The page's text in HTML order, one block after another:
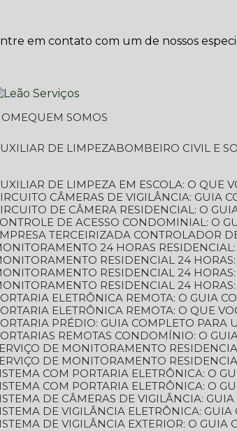
em contato com um de nossos
HOME
QUEM SOMOS
AUXILIAR DE LIMPEZA
BOMBEIRO CIVIL E
AUXILIAR DE LIMPEZA EM ESCOLA: O QUE
CIRCUITO CÂMERAS DE VIGILÂNCIA: GUIA
CIRCUITO DE CÂMERA RESIDENCIAL: O
CONTROLE DE ACESSO CONDOMINIAL: O
EMPRESA TERCEIRIZADA CONTROLADOR
MONITORAMENTO 24 HORAS
MONITORAMENTO RESIDENCIAL 24
MONITORAMENTO RESIDENCIAL 24
MONITORAMENTO RESIDENCIAL 24
PORTARIA ELETRÔNICA REMOTA: O GUIA
PORTARIA ELETRÔNICA REMOTA: O QUE
PORTARIA PRÉDIO: GUIA COMPLETO PARA
PORTARIAS REMOTAS CONDOMÍNIO: O
SERVIÇO DE MONITORAMENTO
SERVIÇO DE MONITORAMENTO
SISTEMA COM PORTARIA ELETRÔNICA: O
SISTEMA COM PORTARIA ELETRÔNICA: O
SISTEMA DE CÂMERAS DE VIGILÂNCIA:
SISTEMA DE VIGILÂNCIA ELETRÔNICA:
SISTEMA DE VIGILÂNCIA EXTERIOR: O